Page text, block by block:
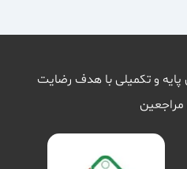
پایه و تکمیلی با هدف رضایت